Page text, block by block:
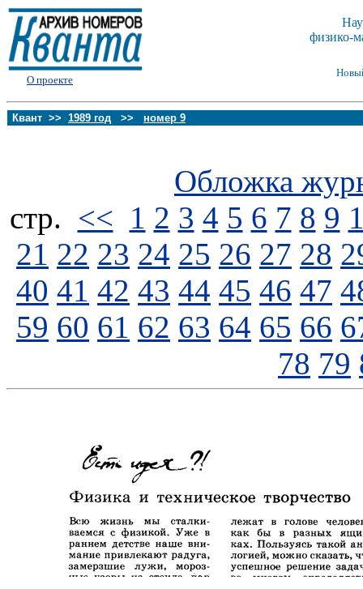
О проекте
физико-
Квант >> 1989 год >> номер 9
Обложка
стp. << 1 2 3 4 5 6 7 8 9
21 22 23 24 25 26 27 28
40 41 42 43 44 45 46 47
59 60 61 62 63 64 65 66
78 79